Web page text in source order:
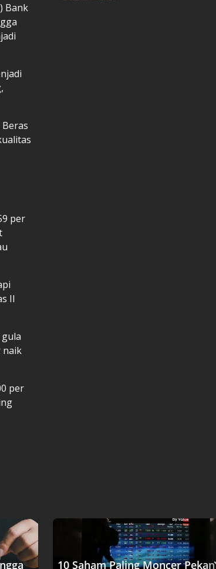
Bank
per
II
naik
per
10 Saham Paling Moncer Pekan